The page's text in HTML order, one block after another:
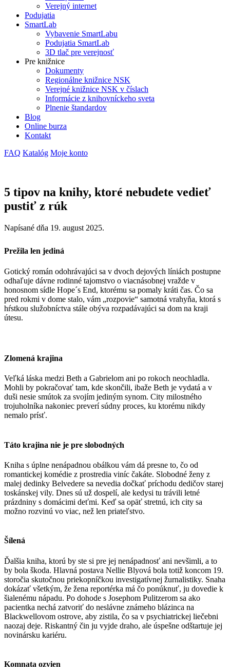
Verejný internet
Podujatia
SmartLab
Vybavenie SmartLabu
Podujatia SmartLab
3D tlač pre verejnosť
Pre knižnice
Dokumenty
Regionálne knižnice NSK
Verejné knižnice NSK v číslach
Informácie z knihovníckeho sveta
Plnenie štandardov
Blog
Online burza
Kontakt
FAQ Katalóg Moje konto
5 tipov na knihy, ktoré nebudete vedieť
pustiť z rúk
Napísané dňa 19. august 2025.
Prežila len jediná
Gotický román odohrávajúci sa v dvoch dejových líniách postupne
odhaľuje dávne rodinné tajomstvo o viacnásobnej vražde v
honosnom sídle Hope´s End, ktorému sa pomaly kráti čas. Čo sa
pred rokmi v dome stalo, vám „rozpovie“ samotná vrahyňa, ktorá s
hŕstkou služobníctva stále obýva rozpadávajúci sa dom na kraji
útesu.
Zlomená krajina
Veľká láska medzi Beth a Gabrielom ani po rokoch neochladla.
Mohli by pokračovať tam, kde skončili, ibaže Beth je vydatá a v
duši nesie smútok za svojím jediným synom. City milostného
trojuholníka nakoniec preverí súdny proces, ku ktorému nikdy
nemalo prísť.
Táto krajina nie je pre slobodných
Kniha s úplne nenápadnou obálkou vám dá presne to, čo od
romantickej komédie z prostredia viníc čakáte. Slobodné ženy z
malej dedinky Belvedere sa nevedia dočkať príchodu dedičov starej
toskánskej vily. Dnes sú už dospelí, ale kedysi tu trávili letné
prázdniny s domácimi deťmi. Keď sa opäť stretnú, ich city sa
možno rozvinú vo viac, než len priateľstvo.
Šílená
Ďalšia kniha, ktorú by ste si pre jej nenápadnosť ani nevšimli, a to
by bola škoda. Hlavná postava Nellie Blyová bola totiž koncom 19.
storočia skutočnou priekopníčkou investigatívnej žurnalistiky. Snaha
dokázať všetkým, že žena reportérka má čo ponúknuť, ju dovedie k
šialenému nápadu. Po dohode s Josephom Pulitzerom sa ako
pacientka nechá zatvoriť do neslávne známeho blázinca na
Blackwellovom ostrove, aby zistila, čo sa v psychiatrickej liečebni
naozaj deje. Riskantný čin ju vyjde draho, ale úspešne odštartuje jej
novinársku kariéru.
Komnata ozvien